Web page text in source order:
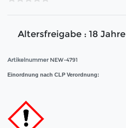
Altersfreigabe : 18 Jahre
Artikelnummer NEW-4791
Einordnung nach CLP Verordnung: